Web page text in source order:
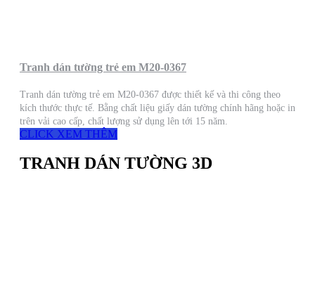
Tranh dán tường trẻ em M20-0367
Tranh dán tường trẻ em M20-0367 được thiết kế và thi công theo
kích thước thực tế. Bằng chất liệu giấy dán tường chính hãng hoặc in
trên vải cao cấp, chất lượng sử dụng lên tới 15 năm.
CLICK XEM THÊM
TRANH DÁN TƯỜNG 3D